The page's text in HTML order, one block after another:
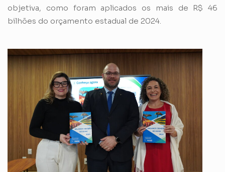
objetiva, como foram aplicados os mais de R$ 46
bilhões do orçamento estadual de 2024.